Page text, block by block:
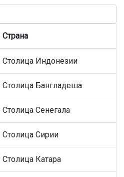
Страна
Столица Индонезии
Столица Бангладеша
Столица Сенегала
Столица Сирии
Столица Катара